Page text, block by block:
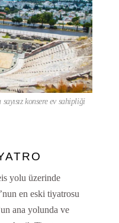
konsere ev sahipliği
yolu üzerinde
en eski tiyatrosu
ana yolunda ve